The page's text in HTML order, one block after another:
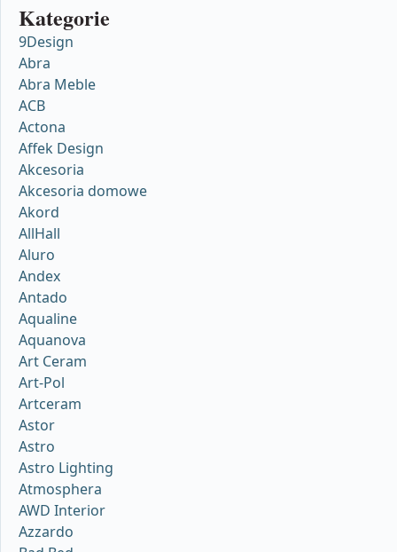
Kategorie
9Design
Abra
Abra Meble
ACB
Actona
Affek Design
Akcesoria
Akcesoria domowe
Akord
AllHall
Aluro
Andex
Antado
Aqualine
Aquanova
Art Ceram
Art-Pol
Artceram
Astor
Astro
Astro Lighting
Atmosphera
AWD Interior
Azzardo